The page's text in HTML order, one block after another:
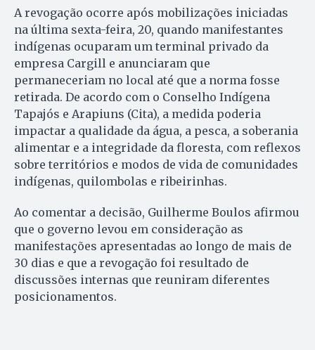
A revogação ocorre após mobilizações iniciadas
na última sexta-feira, 20, quando manifestantes
indígenas ocuparam um terminal privado da
empresa Cargill e anunciaram que
permaneceriam no local até que a norma fosse
retirada. De acordo com o Conselho Indígena
Tapajós e Arapiuns (Cita), a medida poderia
impactar a qualidade da água, a pesca, a soberania
alimentar e a integridade da floresta, com reflexos
sobre territórios e modos de vida de comunidades
indígenas, quilombolas e ribeirinhas.
Ao comentar a decisão, Guilherme Boulos afirmou
que o governo levou em consideração as
manifestações apresentadas ao longo de mais de
30 dias e que a revogação foi resultado de
discussões internas que reuniram diferentes
posicionamentos.